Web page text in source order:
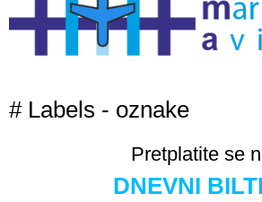
# Labels - oznake
Pretplatite se
DNEVNI